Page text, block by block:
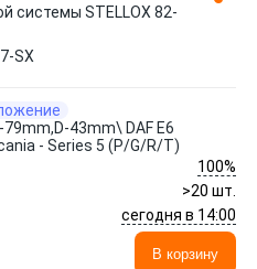
системы STELLOX 82-
SX
43mm\ DAF E6
- Series 5 (P/G/R/T)
100%
>20 шт.
сегодня в 14:00
В корзину